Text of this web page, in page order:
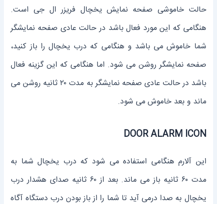
حالت خاموشی صفحه نمایش یخچال فریزر ال جی است.
هنگامی که این مورد فعال باشد در حالت عادی صفحه نمایشگر
شما خاموش می باشد و هنگامی که درب یخچال را باز کنید،
صفحه نمایشگر روشن می شود. اما هنگامی که این گزینه فعال
باشد در حالت عادی صفحه نمایشگر به مدت ۲۰ ثانیه روشن می
ماند و بعد خاموش می شود.
DOOR ALARM ICON
این آلارم هنگامی استفاده می شود که درب یخچال شما به
مدت ۶۰ ثانیه باز می ماند. بعد از ۶۰ ثانیه صدای هشدار درب
یخچال به صدا درمی آید تا شما را از باز بودن درب دستگاه آگاه